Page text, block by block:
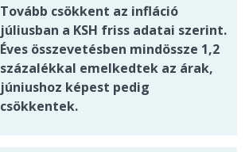
Tovább csökkent az infláció
júliusban a KSH friss adatai szerint.
Éves összevetésben mindössze 1,2
százalékkal emelkedtek az árak,
júniushoz képest pedig
csökkentek.